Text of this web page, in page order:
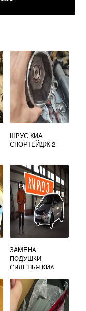
ШРУС КИА
СПОРТЕЙДЖ 2
ЗАМЕНА
ПОДУШКИ
СИДЕНЬЯ КИА